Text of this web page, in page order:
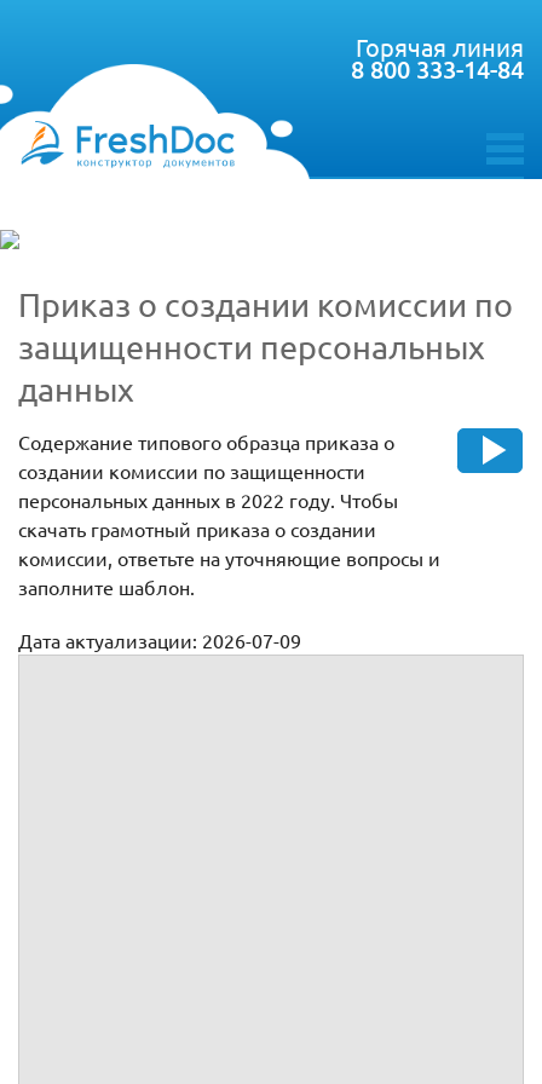
toggle
Горячая линия
8 800 333-14-84
Приказ о создании комиссии по
защищенности персональных
данных
Содержание типового образца приказа о
создании комиссии по защищенности
персональных данных в 2022 году. Чтобы
скачать грамотный приказа о создании
комиссии, ответьте на уточняющие вопросы и
заполните шаблон.
Дата актуализации: 2026-07-09